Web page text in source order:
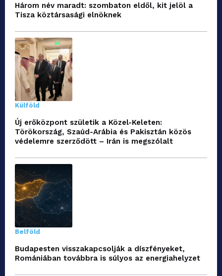
Három név maradt: szombaton eldől, kit jelöl a
Tisza köztársasági elnöknek
Külföld
Új erőközpont születik a Közel-Keleten:
Törökország, Szaúd-Arábia és Pakisztán közös
védelemre szerződött – Irán is megszólalt
Belföld
Budapesten visszakapcsolják a díszfényeket,
Romániában továbbra is súlyos az energiahelyzet